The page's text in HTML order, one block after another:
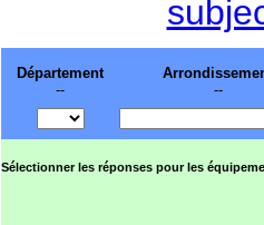
Département
--
--
Sélectionner les réponses pour les